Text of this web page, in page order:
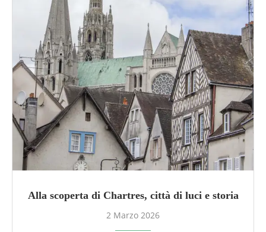
Alla scoperta di Chartres, città di luci e storia
2 Marzo 2026